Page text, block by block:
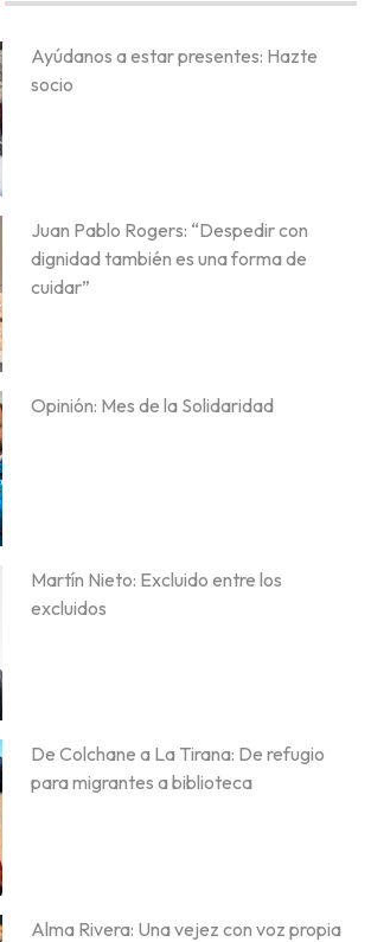
Ayúdanos a estar presentes: Hazte
socio
Juan Pablo Rogers: “Despedir con
dignidad también es una forma de
cuidar”
Opinión: Mes de la Solidaridad
Martín Nieto: Excluido entre los
excluidos
De Colchane a La Tirana: De refugio
para migrantes a biblioteca
Alma Rivera: Una vejez con voz propia